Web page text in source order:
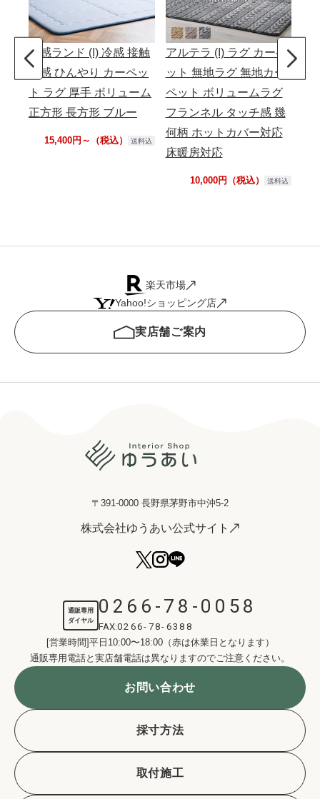
冷感ランド (I) 冷感 接触
冷感 ひんやり カーペッ
ト ラグ 厚手 ボリューム
正方形 長方形 ブルー
15,400円～（税込） 送料込
アルテラ (I) ラグ カーペ
ット 無地ラグ 無地カー
ペット ボリュームラグ
フランネル タッチ感 幾
何柄 ホットカバー対応
床暖房対応
10,000円（税込） 送料込
楽天市場
Yahoo!ショッピング店
実店舗ご案内
〒391-0000 長野県茅野市中沖5-2
株式会社ゆうあい公式サイト
通販専用
ダイヤル
0266-78-0058
FAX:0266-78-6388
[営業時間]平日10:00〜18:00（赤は休業日となります）
通販専用電話と実店舗電話は異なりますのでご注意ください。
お問い合わせ
採寸方法
取付施工